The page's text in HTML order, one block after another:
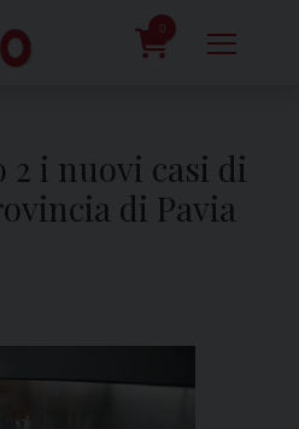
0
2 i nuovi casi di
di Pavia